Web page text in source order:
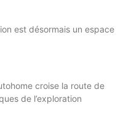
est désormais un espace
croise la route de
de l’exploration